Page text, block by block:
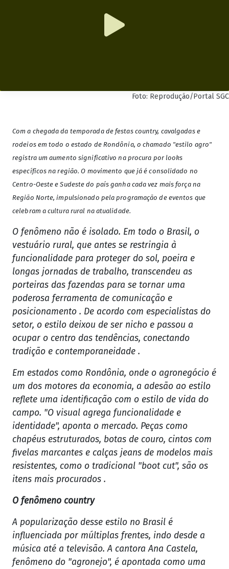
Foto: Reprodução/Portal SGC
Com a chegada da temporada de festas country, cavalgadas e
rodeios em todo o estado de Rondônia, o chamado "estilo agro"
registra um aumento significativo na procura por looks
específicos na região. O movimento que já é consolidado no
Centro-Oeste e Sudeste do país ganha cada vez mais força na
Região Norte, impulsionado pela programação de eventos que
celebram a cultura rural na atualidade.
O fenômeno não é isolado. Em todo o Brasil, o
vestuário rural, que antes se restringia à
funcionalidade para proteger do sol, poeira e
longas jornadas de trabalho, transcendeu as
porteiras das fazendas para se tornar uma
poderosa ferramenta de comunicação e
posicionamento . De acordo com especialistas do
setor, o estilo deixou de ser nicho e passou a
ocupar o centro das tendências, conectando
tradição e contemporaneidade .
Em estados como Rondônia, onde o agronegócio é
um dos motores da economia, a adesão ao estilo
reflete uma identificação com o estilo de vida do
campo. "O visual agrega funcionalidade e
identidade", aponta o mercado. Peças como
chapéus estruturados, botas de couro, cintos com
fivelas marcantes e calças jeans de modelos mais
resistentes, como o tradicional "boot cut", são os
itens mais procurados .
O fenômeno country
A popularização desse estilo no Brasil é
influenciada por múltiplas frentes, indo desde a
música até a televisão. A cantora Ana Castela,
fenômeno do "agronejo", é apontada como uma